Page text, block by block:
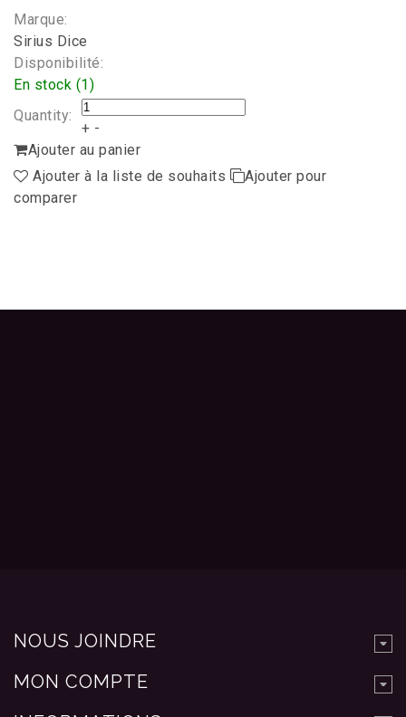
Marque:
Sirius Dice
Disponibilité:
En stock (1)
Quantity:
+ -
Ajouter au panier
Ajouter à la liste de souhaits
Ajouter pour
comparer
NOUS JOINDRE
MON COMPTE